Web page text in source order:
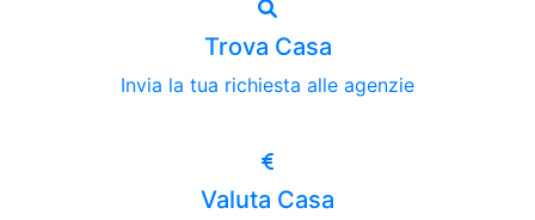
Trova Casa
Invia la tua richiesta alle agenzie
Valuta Casa